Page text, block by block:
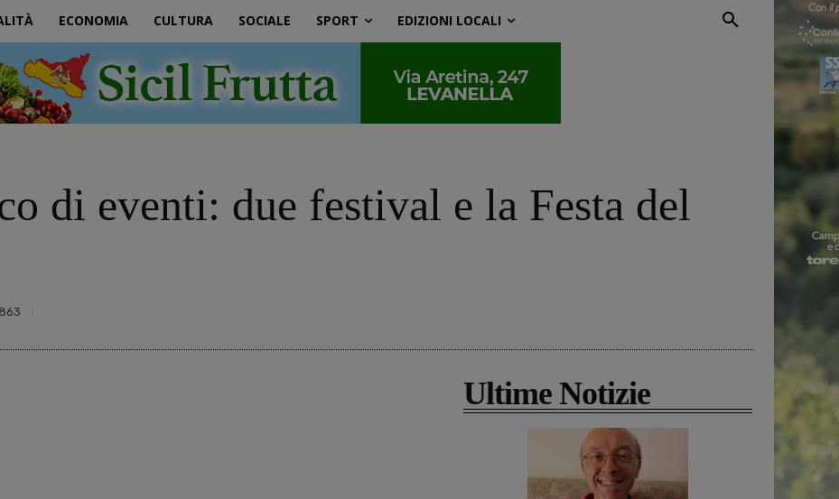
ECONOMIA CULTURA SOCIALE SPORT EDIZIONI LOCALI
di eventi: due festival e la Festa del
Ultime Notizie